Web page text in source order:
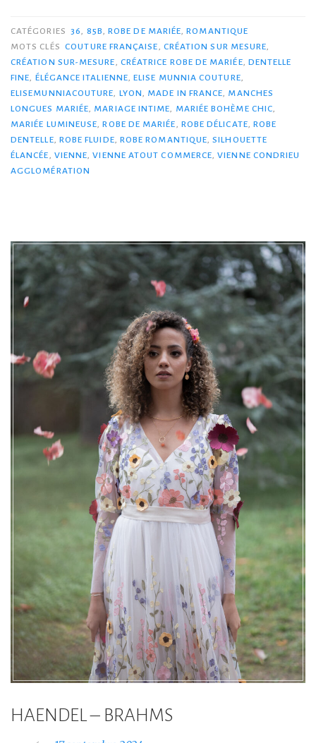
CATÉGORIES 36 85B ,ROBE DE MARIÉE ,ROMANTIQUE
MOTS CLÉS COUTURE FRANÇAISE CRÉATION SUR MESURE
CRÉATION SUR-MESURE
CRÉATRICE ROBE DE MARIÉE DENTELLE
FINE
ÉLÉGANCE ITALIENNE ,ELISE MUNNIA COUTURE
ELISEMUNNIACOUTURE
LYON MADE IN FRANCE
MANCHES
LONGUES MARIÉE
MARIAGE INTIME MARIÉE BOHÈME CHIC
MARIÉE LUMINEUSE ,ROBE DE MARIÉE ROBE DÉLICATE ROBE
DENTELLE ROBE FLUIDE ROBE ROMANTIQUE ,SILHOUETTE
ÉLANCÉE
VIENNE ,VIENNE ATOUT COMMERCE ,VIENNE CONDRIEU
AGGLOMÉRATION
HAENDEL – BRAHMS